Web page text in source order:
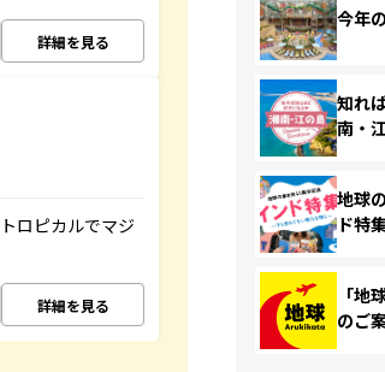
詳細を見る
ロピカルでマジ
詳細を見る
今年
知れ
南・
地球
ド特
「地
のご